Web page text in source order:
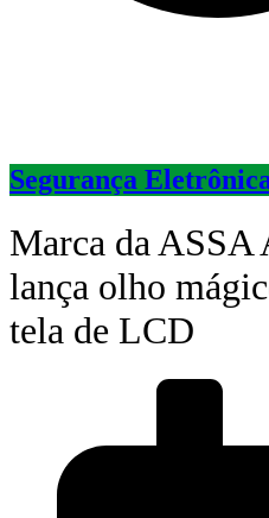
Segurança
Marca da
lança olho
tela de LCD